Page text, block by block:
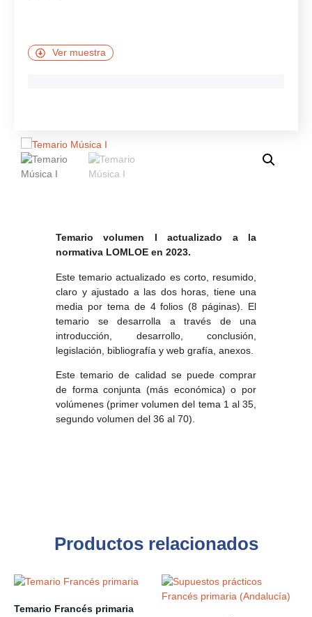
Ver muestra
Temario volumen I actualizado a la
normativa LOMLOE en 2023.
Este temario actualizado es corto, resumido,
claro y ajustado a las dos horas, tiene una
media por tema de 4 folios (8 páginas). El
temario se desarrolla a través de una
introducción, desarrollo, conclusión,
legislación, bibliografía y web grafía, anexos.
Este temario de calidad se puede comprar
de forma conjunta (más económica) o por
volúmenes (primer volumen del tema 1 al 35,
segundo volumen del 36 al 70).
Productos relacionados
Temario Francés primaria